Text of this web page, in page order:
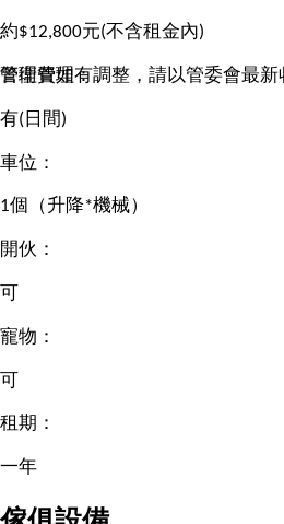
約$12,800元(不含租金內)
管理費如有調整，請以管委會最新
警衛管理：
有(日間)
車位：
1個（升降*機械）
開伙：
可
寵物：
可
租期：
一年